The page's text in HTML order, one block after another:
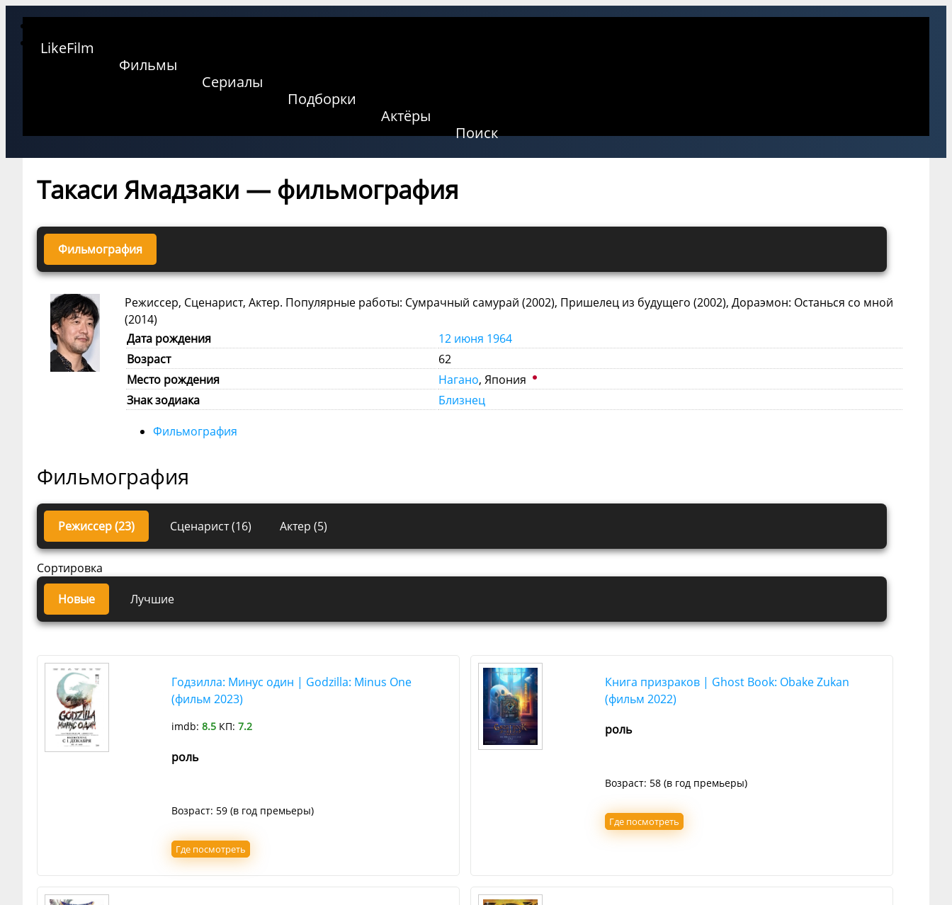
LikeFilm
Фильмы
Сериалы
Подборки
Актёры
Поиск
Такаси Ямадзаки — фильмография
Фильмография
Режиссер, Сценарист, Актер. Популярные работы: Сумрачный самурай (2002), Пришелец из будущего (2002), Дораэмон: Останься со мной
(2014)
Дата рождения
12 июня 1964
Возраст
62
Место рождения
Нагано, Япония
Знак зодиака
Близнец
Фильмография
Фильмография
Режиссер (23) Сценарист (16) Актер (5)
Сортировка
Новые
Лучшие
Годзилла: Минус один | Godzilla: Minus One
(фильм 2023)
imdb: 8.5КП: 7.2
роль
Возраст: 59 (в год премьеры)
Где посмотреть
Книга призраков | Ghost Book: Obake Zukan
(фильм 2022)
роль
Возраст: 58 (в год премьеры)
Где посмотреть